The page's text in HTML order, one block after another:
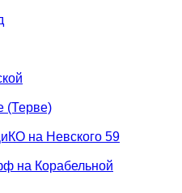
(Терве)
на Невского 59
на Корабельной